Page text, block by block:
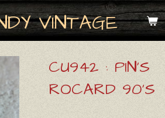
VINTAGE
CU942 : PIN'S
ROCARD 90'S